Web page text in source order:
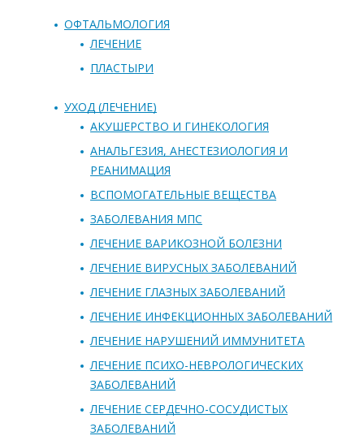
ОФТАЛЬМОЛОГИЯ
ЛЕЧЕНИЕ
ПЛАСТЫРИ
УХОД (ЛЕЧЕНИЕ)
АКУШЕРСТВО И ГИНЕКОЛОГИЯ
АНАЛЬГЕЗИЯ, АНЕСТЕЗИОЛОГИЯ И
РЕАНИМАЦИЯ
ВСПОМОГАТЕЛЬНЫЕ ВЕЩЕСТВА
ЗАБОЛЕВАНИЯ МПС
ЛЕЧЕНИЕ ВАРИКОЗНОЙ БОЛЕЗНИ
ЛЕЧЕНИЕ ВИРУСНЫХ ЗАБОЛЕВАНИЙ
ЛЕЧЕНИЕ ГЛАЗНЫХ ЗАБОЛЕВАНИЙ
ЛЕЧЕНИЕ ИНФЕКЦИОННЫХ ЗАБОЛЕВАНИЙ
ЛЕЧЕНИЕ НАРУШЕНИЙ ИММУНИТЕТА
ЛЕЧЕНИЕ ПСИХО-НЕВРОЛОГИЧЕСКИХ
ЗАБОЛЕВАНИЙ
ЛЕЧЕНИЕ СЕРДЕЧНО-СОСУДИСТЫХ
ЗАБОЛЕВАНИЙ